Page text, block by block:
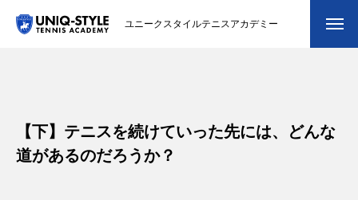
ユニークスタイルテニスアカデミー
スクール紹介・コーチ紹介
【下】テニスを続けていった先には、どんな
道があるのだろうか？